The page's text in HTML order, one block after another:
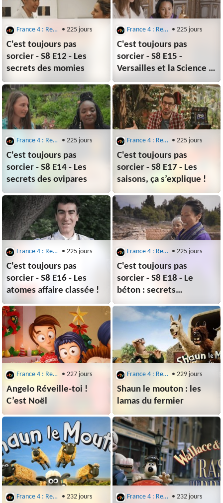
France 4 : Replays : C'est Toujours Pas Sorcier • 225 jours
C'est toujours pas
sorcier - S8 E12 - Les
secrets des momies
France 4 : Replays : C'est Toujours Pas Sorcier • 225 jours
C'est toujours pas
sorcier - S8 E15 -
Versailles et la Science :
merveilles et ingéniosité
France 4 : Replays : C'est Toujours Pas Sorcier • 225 jours
C'est toujours pas
sorcier - S8 E14 - Les
secrets des ovipares
France 4 : Replays : C'est Toujours Pas Sorcier • 225 jours
C'est toujours pas
sorcier - S8 E17 - Les
saisons, ça s’explique !
France 4 : Replays : C'est Toujours Pas Sorcier • 225 jours
C'est toujours pas
sorcier - S8 E16 - Les
atomes affaire classée !
France 4 : Replays : C'est Toujours Pas Sorcier • 225 jours
C'est toujours pas
sorcier - S8 E18 - Le
béton : secrets
de bâtisseurs
France 4 : Replays : C'est Toujours Pas Sorcier • 227 jours
Angelo Réveille-toi !
C’est Noël
France 4 : Replays : C'est Toujours Pas Sorcier • 229 jours
Shaun le mouton : les
lamas du fermier
France 4 : Replays : C'est Toujours Pas Sorcier • 232 jours France 4 : Replays : C'est Toujours Pas Sorcier • 232 jours